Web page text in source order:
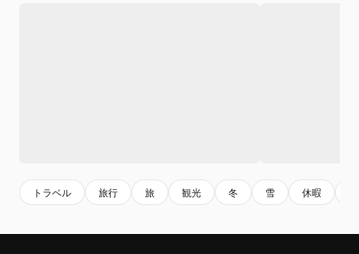
トラベル 旅行 旅 観光 冬 雪 休暇